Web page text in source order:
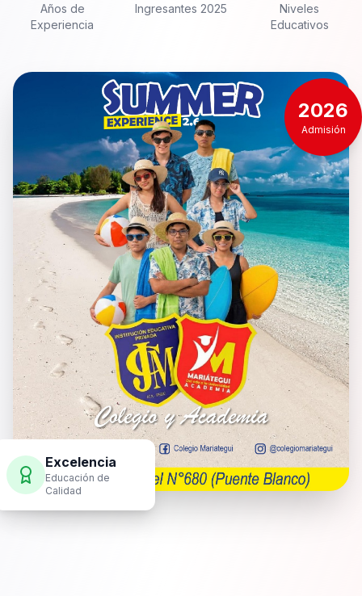
Años de
Experiencia
Ingresantes 2025
Niveles
Educativos
Excelencia
Educación de
Calidad
2026
Admisión